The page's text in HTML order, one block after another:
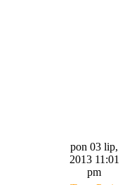
pon 03 lip,
2013 11:01
pm